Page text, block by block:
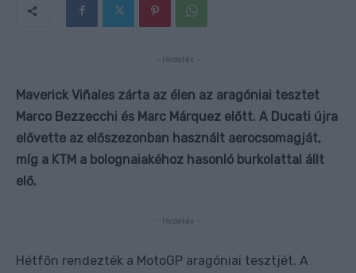
- Hirdetés -
Maverick Viñales zárta az élen az aragóniai tesztet
Marco Bezzecchi és Marc Márquez előtt. A Ducati újra
elővette az előszezonban használt aerocsomagját,
míg a KTM a bolognaiakéhoz hasonló burkolattal állt
elő.
- Hirdetés -
Hétfőn rendezték a MotoGP aragóniai tesztjét. A